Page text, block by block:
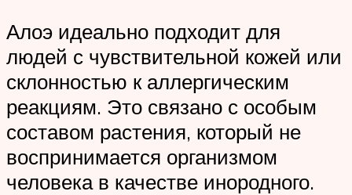
Алоэ идеально подходит для
людей с чувствительной кожей или
склонностью к аллергическим
реакциям. Это связано с особым
составом растения, который не
воспринимается организмом
человека в качестве инородного.